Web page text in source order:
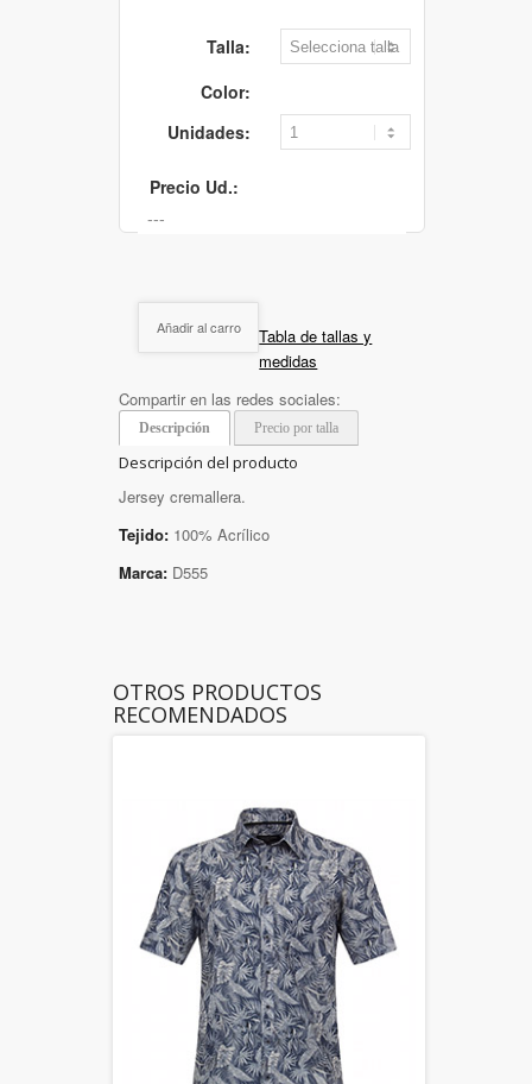
Talla:
Color:
Unidades:
Precio Ud.:
Añadir al carro
Tabla de tallas y
medidas
Compartir en las redes sociales:
Descripción Precio por talla
Descripción del producto
Jersey cremallera.
Tejido: 100% Acrílico
Marca: D555
OTROS PRODUCTOS
RECOMENDADOS